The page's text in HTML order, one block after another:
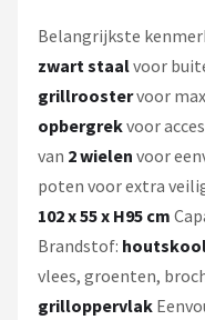
Belangrijkste
zwart staalvoor
grillroostervoor
opbergrekvoor
van 2 wielen voor
poten voor extra
102 x 55 x H95 cm
Brandstof:
vlees, groenten,
grilloppervlak